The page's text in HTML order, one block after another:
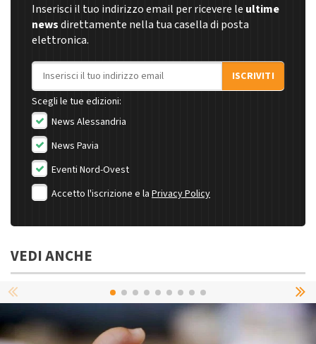
Inserisci il tuo indirizzo email per ricevere le ultime
newsdirettamente nella tua casella di posta
elettronica.
Indirizzo email
ISCRIVITI
Scegli le tue edizioni:
News Alessandria
News Pavia
Eventi Nord-Ovest
Accetto l'iscrizione e la Privacy Policy
VEDI ANCHE